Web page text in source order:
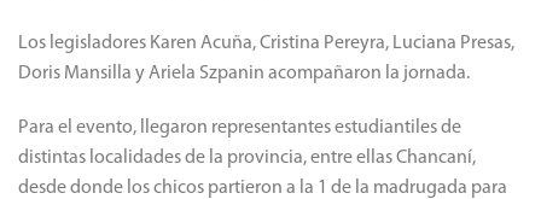
Los legisladores Karen Acuña, Cristina Pereyra, Luciana Presas,
Doris Mansilla y Ariela Szpanin acompañaron la jornada.
Para el evento, llegaron representantes estudiantiles de
distintas localidades de la provincia, entre ellas Chancaní,
desde donde los chicos partieron a la 1 de la madrugada para